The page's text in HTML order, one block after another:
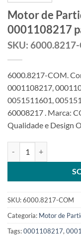
Motor de
0001108217
SKU:
6000.8217-COM.
0001108217,
0051511601,
60008217 . Marca:
Qualidade e Design
SKU:6000.8217-COM
Categoria: Motor de
Tags:0001108217,